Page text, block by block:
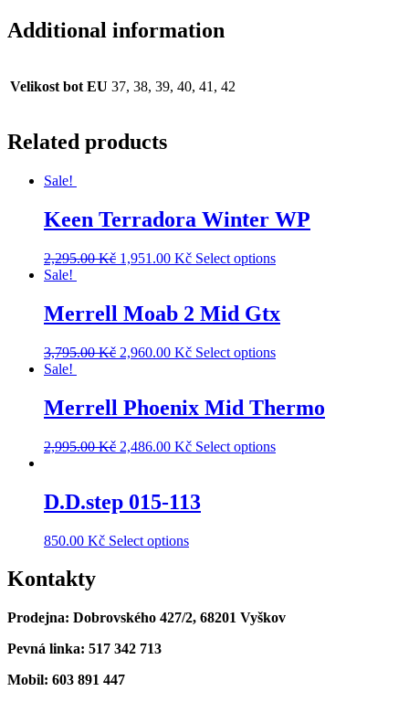
Additional information
Velikost bot EU 37, 38, 39, 40, 41, 42
Related products
Sale!
Keen Terradora Winter WP
2,295.00Kč 1,951.00 Kč Select options
Sale!
Merrell Moab 2 Mid Gtx
3,795.00Kč 2,960.00 Kč Select options
Sale!
Merrell Phoenix Mid Thermo
2,995.00Kč 2,486.00 Kč Select options
D.D.step 015-113
850.00 Kč Select options
Kontakty
Prodejna: Dobrovského 427/2, 68201 Vyškov
Pevná linka: 517 342 713
Mobil: 603 891 447